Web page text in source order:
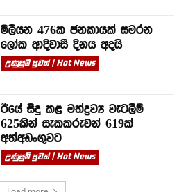
මිලියන 476ක ජනකායක් සමරන
ලෝක ආදිවාසී දිනය අදයි
උණුසුම් පුවත් | Hot News
ඊයේ සිදු කළ මත්ද්‍රව්‍ය වැටලීම්
625කින් සැකකරුවන් 619ක්
අත්අඩංගුවට
උණුසුම් පුවත් | Hot News